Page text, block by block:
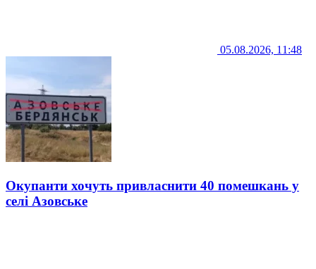
05.08.2026, 11:48
Окупанти хочуть привласнити 40 помешкань у
селі Азовське